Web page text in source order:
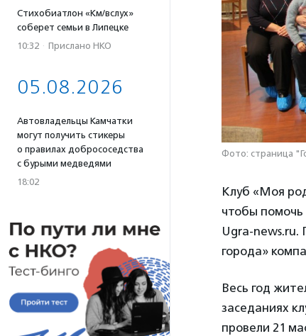
Стихобиатлон «Км/вслух»
соберет семьи в Липецке
10:32 · Прислано НКО
05.08.2026
Автовладельцы Камчатки
могут получить стикеры
о правилах добрососедства
с бурыми медведями
18:02
Фото: страница
Клуб «Моя
чтобы помочь
Ugra-news.ru.
города»
Весь год
заседаниях
провели 21